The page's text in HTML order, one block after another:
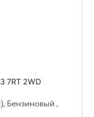
7RT 2WD
Бензиновый ,